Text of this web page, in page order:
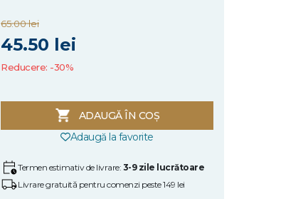
65.00 lei
45.50 lei
Reducere: -30%
ADAUGĂ ÎN COȘ
Adaugă la favorite
Termen estimativ de livrare: 3-9 zile lucrătoare
Livrare gratuită pentru comenzi peste 149 lei